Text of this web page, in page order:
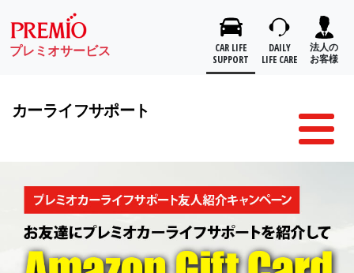
カーライフサポート